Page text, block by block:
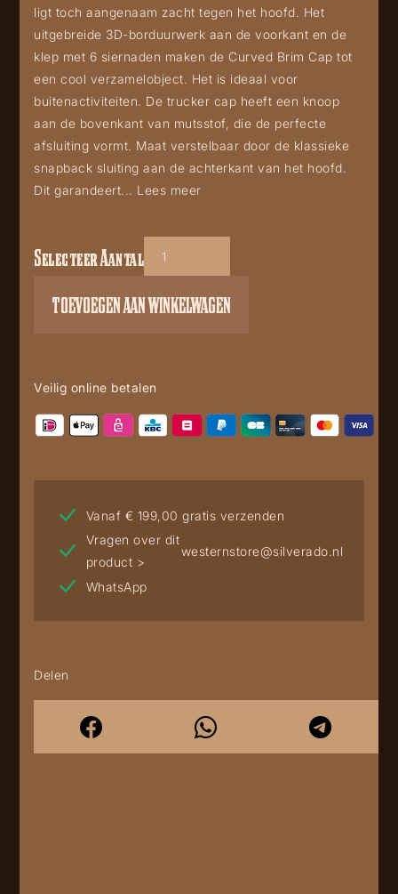
ligt toch aangenaam zacht tegen het hoofd. Het
uitgebreide 3D-borduurwerk aan de voorkant en de
klep met 6 siernaden maken de Curved Brim Cap tot
een cool verzamelobject. Het is ideaal voor
buitenactiviteiten. De trucker cap heeft een knoop
aan de bovenkant van mutsstof, die de perfecte
afsluiting vormt. Maat verstelbaar door de klassieke
snapback sluiting aan de achterkant van het hoofd.
Dit garandeert... Lees meer
TC
Turqoise
Selecteer Aantal
TOEVOEGEN AAN WINKELWAGEN
Veilig online betalen
Vanaf € 199,00 gratis verzenden
Vragen over dit
product >
westernstore@silverado.nl
WhatsApp
Delen